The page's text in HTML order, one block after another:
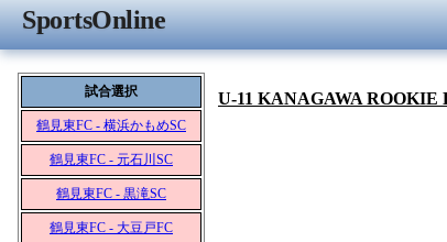
SportsOnline
試合選択
鶴見東FC - 横浜かもめSC
鶴見東FC - 元石川SC
鶴見東FC - 黒滝SC
鶴見東FC - 大豆戸FC
U-11 KANAGAWA ROOKIE